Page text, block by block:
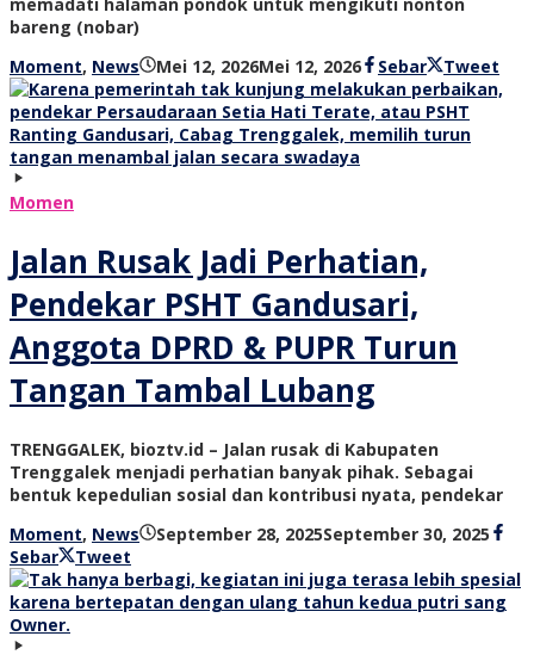
memadati halaman pondok untuk mengikuti nonton
bareng (nobar)
Moment, News Mei 12, 2026Mei 12, 2026oleh
bioz
tv
Sebar Tweet
Momen
Jalan Rusak Jadi Perhatian,
Pendekar PSHT Gandusari,
Anggota DPRD & PUPR Turun
Tangan Tambal Lubang
TRENGGALEK, bioztv.id – Jalan rusak di Kabupaten
Trenggalek menjadi perhatian banyak pihak. Sebagai
bentuk kepedulian sosial dan kontribusi nyata, pendekar
Moment, News September 28, 2025September 30, 2025 oleh
tv
Sebar Tweet